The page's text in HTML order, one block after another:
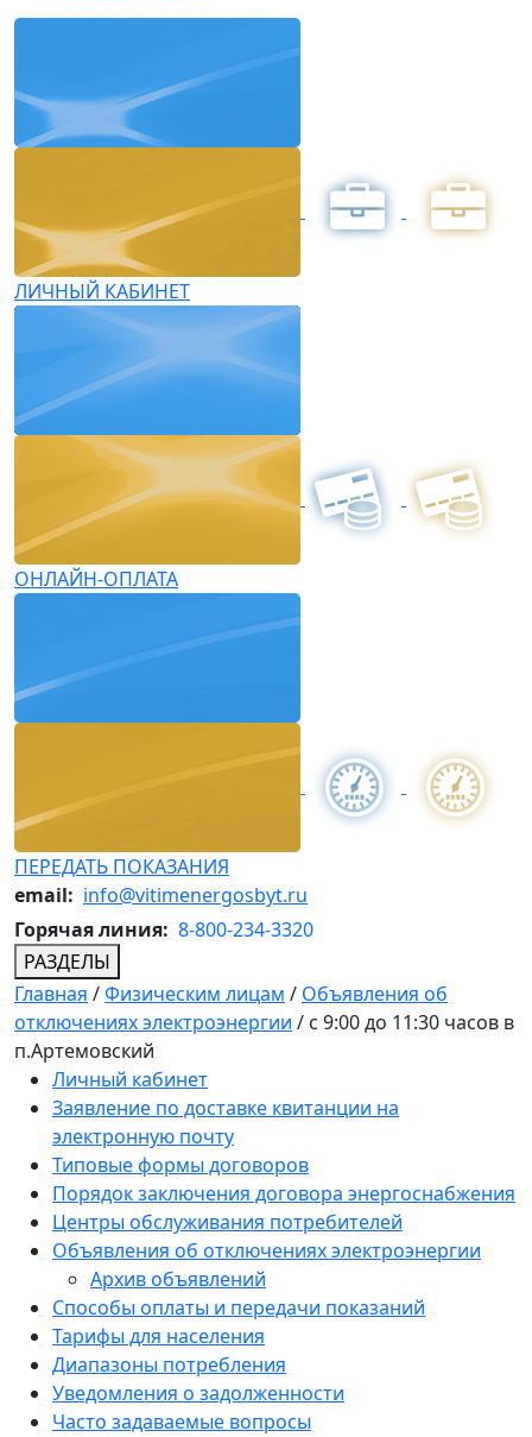
ЛИЧНЫЙ КАБИНЕТ
ОНЛАЙН-ОПЛАТА
ПЕРЕДАТЬ ПОКАЗАНИЯ
email: info@vitimenergosbyt.ru
Горячая линия: 8-800-234-3320
РАЗДЕЛЫ
Главная /Физическим лицам / Объявления об
отключениях электроэнергии / с 9:00 до 11:30 часов в
п.Артемовский
Личный кабинет
Заявление по доставке квитанции на
электронную почту
Типовые формы договоров
Порядок заключения договора энергоснабжения
Центры обслуживания потребителей
Объявления об отключениях электроэнергии
Архив объявлений
Способы оплаты и передачи показаний
Тарифы для населения
Диапазоны потребления
Уведомления о задолженности
Часто задаваемые вопросы